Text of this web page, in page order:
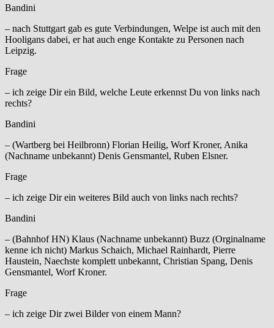
Bandini
– nach Stuttgart gab es gute Verbindungen, Welpe ist auch mit den
Hooligans dabei, er hat auch enge Kontakte zu Personen nach
Leipzig.
Frage
– ich zeige Dir ein Bild, welche Leute erkennst Du von links nach
rechts?
Bandini
– (Wartberg bei Heilbronn) Florian Heilig, Worf Kroner, Anika
(Nachname unbekannt) Denis Gensmantel, Ruben Elsner.
Frage
– ich zeige Dir ein weiteres Bild auch von links nach rechts?
Bandini
– (Bahnhof HN) Klaus (Nachname unbekannt) Buzz (Orginalname
kenne ich nicht) Markus Schaich, Michael Rainhardt, Pierre
Haustein, Naechste komplett unbekannt, Christian Spang, Denis
Gensmantel, Worf Kroner.
Frage
– ich zeige Dir zwei Bilder von einem Mann?